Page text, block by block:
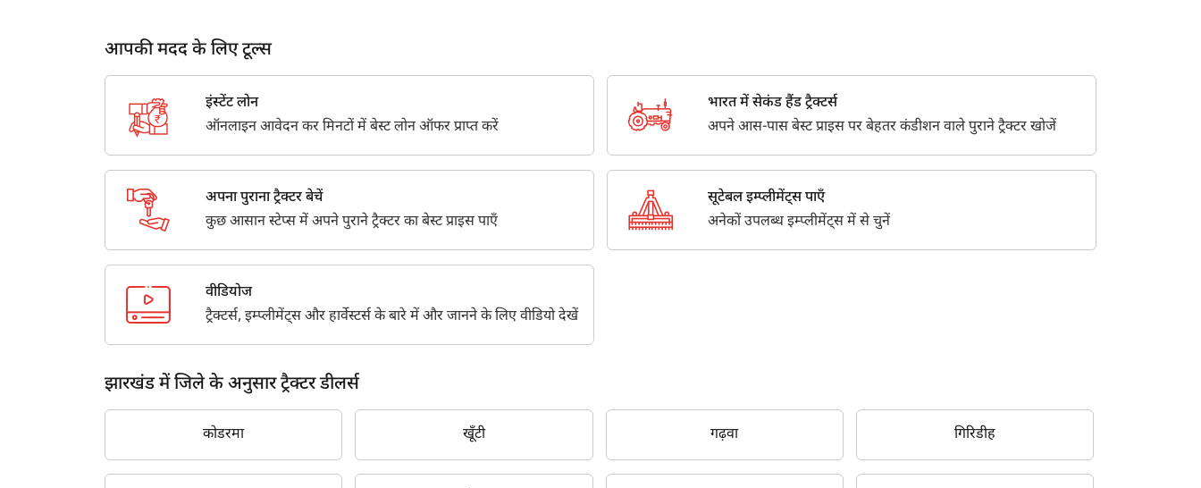
stay connected with Tractorkarvan.
आपकी मदद के लिए टूल्स
इंस्टेंट लोन
ऑनलाइन आवेदन कर मिनटों में बेस्ट लोन ऑफर प्राप्त करें
भारत में सेकंड हैंड ट्रैक्टर्स
अपने आस-पास बेस्ट प्राइस पर बेहतर कंडीशन वाले पुराने ट्रैक्टर खोजें
अपना पुराना ट्रैक्टर बेचें
कुछ आसान स्टेप्स में अपने पुराने ट्रैक्टर का बेस्ट प्राइस पाएँ
सूटेबल इम्प्लीमेंट्स पाएँ
अनेकों उपलब्ध इम्प्लीमेंट्स में से चुनें
वीडियोज
ट्रैक्टर्स, इम्प्लीमेंट्स और हार्वेस्टर्स के बारे में और जानने के लिए वीडियो देखें
झारखंड में जिले के अनुसार ट्रैक्टर डीलर्स
कोडरमा खूँटी गढ़वा गिरिडीह